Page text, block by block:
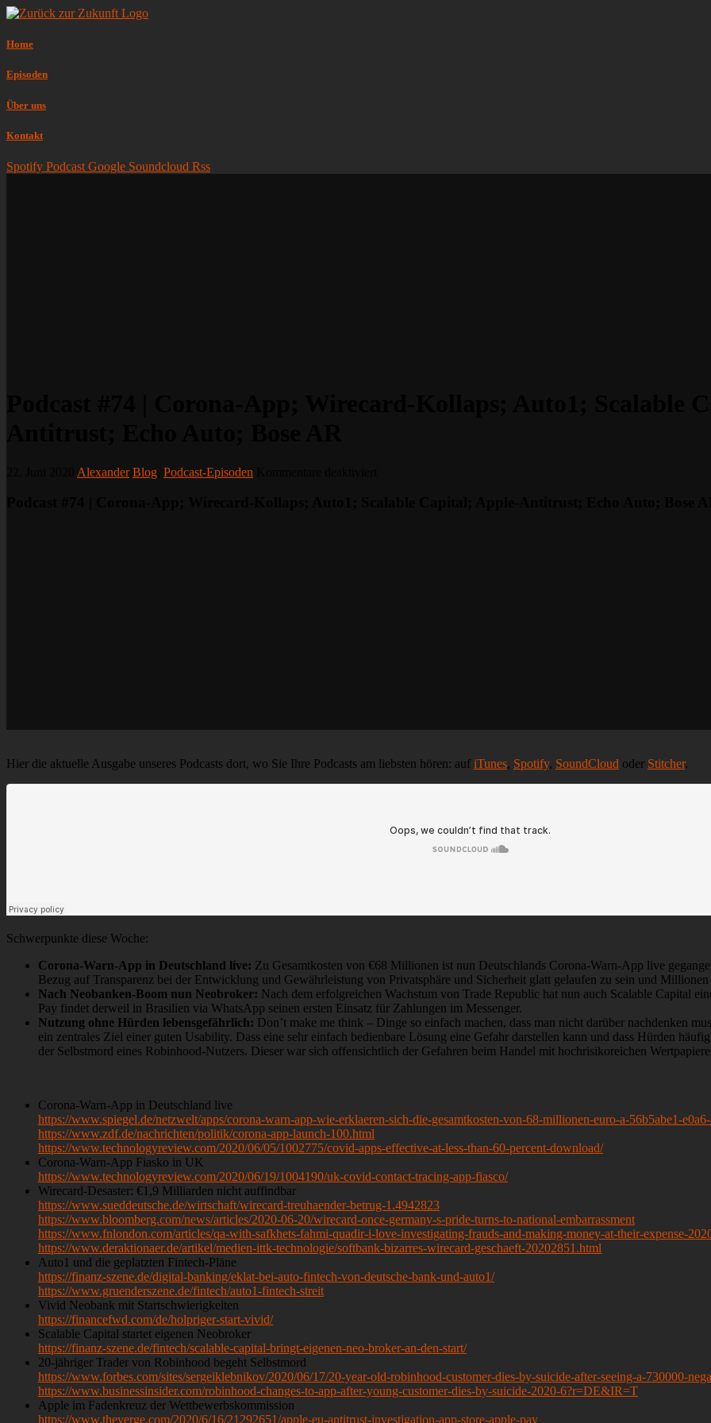
Home
Episoden
Über uns
Kontakt
Spotify Podcast Google Soundcloud Rss
Alexander Blog Podcast-Episoden
Hier die aktuelle Ausgabe unseres Podcasts dort, wo Sie Ihre Podcasts am liebsten hören: auf iTunes, Spotify, SoundCloud oder Stitcher.
Schwerpunkte diese Woche:
Corona-Warn-App in Deutschland live: Zu Gesamtkosten von €68 Millionen ist nun Deutschlands Corona-Warn-App live
Bezug auf Transparenz bei der Entwicklung und Gewährleistung von Privatsphäre und Sicherheit glatt gelaufen zu sein und
Nach Neobanken-Boom nun Neobroker: Nach dem erfolgreichen Wachstum von Trade Republic hat nun auch Scalable Capital
Pay findet derweil in Brasilien via WhatsApp seinen ersten Einsatz für Zahlungen im Messenger.
Nutzung ohne Hürden lebensgefährlich: Don’t make me think – Dinge so einfach machen, dass man nicht darüber nachdenken
ein zentrales Ziel einer guten Usability. Dass eine sehr einfach bedienbare Lösung eine Gefahr darstellen kann und dass Hürden
der Selbstmord eines Robinhood-Nutzers. Dieser war sich offensichtlich der Gefahren beim Handel mit hochrisikoreichen
Corona-Warn-App in Deutschland live
https://www.spiegel.de/netzwelt/apps/corona-warn-app-wie-erklaeren-sich-die-gesamtkosten-von-68-millionen-euro-a-56b5abe1-
https://www.zdf.de/nachrichten/politik/corona-app-launch-100.html
https://www.technologyreview.com/2020/06/05/1002775/covid-apps-effective-at-less-than-60-percent-download/
Corona-Warn-App Fiasko in UK
https://www.technologyreview.com/2020/06/19/1004190/uk-covid-contact-tracing-app-fiasco/
Wirecard-Desaster: €1,9 Milliarden nicht auffindbar
https://www.sueddeutsche.de/wirtschaft/wirecard-treuhaender-betrug-1.4942823
https://www.bloomberg.com/news/articles/2020-06-20/wirecard-once-germany-s-pride-turns-to-national-embarrassment
https://www.fnlondon.com/articles/qa-with-safkhets-fahmi-quadir-i-love-investigating-frauds-and-making-money-at-their-expense-
https://www.deraktionaer.de/artikel/medien-ittk-technologie/softbank-bizarres-wirecard-geschaeft-20202851.html
Auto1 und die geplatzten Fintech-Pläne
https://finanz-szene.de/digital-banking/eklat-bei-auto-fintech-von-deutsche-bank-und-auto1/
https://www.gruenderszene.de/fintech/auto1-fintech-streit
Vivid Neobank mit Startschwierigkeiten
https://financefwd.com/de/holpriger-start-vivid/
Scalable Capital startet eigenen Neobroker
https://finanz-szene.de/fintech/scalable-capital-bringt-eigenen-neo-broker-an-den-start/
20-jähriger Trader von Robinhood begeht Selbstmord
https://www.forbes.com/sites/sergeiklebnikov/2020/06/17/20-year-old-robinhood-customer-dies-by-suicide-after-seeing-a-730000-
https://www.businessinsider.com/robinhood-changes-to-app-after-young-customer-dies-by-suicide-2020-6?r=DE&IR=T
Apple im Fadenkreuz der Wettbewerbskommission
https://www.theverge.com/2020/6/16/21292651/apple-eu-antitrust-investigation-app-store-apple-pay